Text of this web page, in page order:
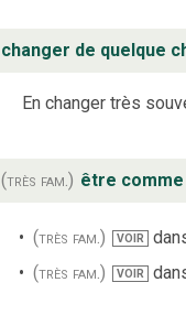
changer de quelque
En changer très
(très fam.) être comme
(très fam.) VOIR
(très fam.)
VOIR